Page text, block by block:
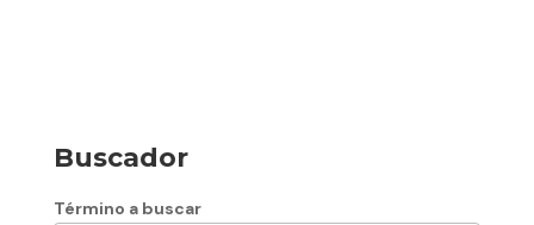
Buscador
Término a buscar